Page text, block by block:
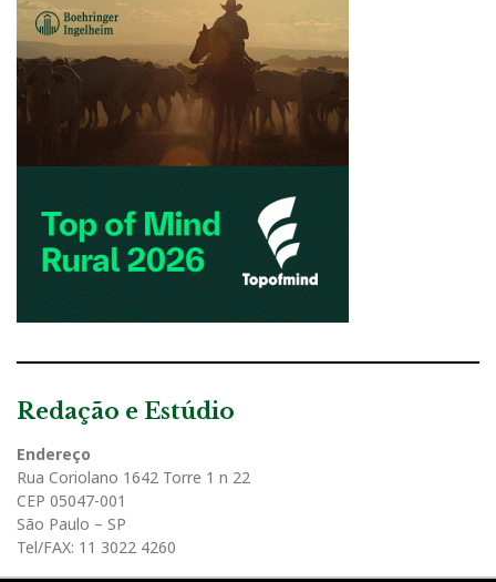
Redação e Estúdio
Endereço
Rua Coriolano 1642 Torre 1 n 22
CEP 05047-001
São Paulo – SP
Tel/FAX: 11 3022 4260